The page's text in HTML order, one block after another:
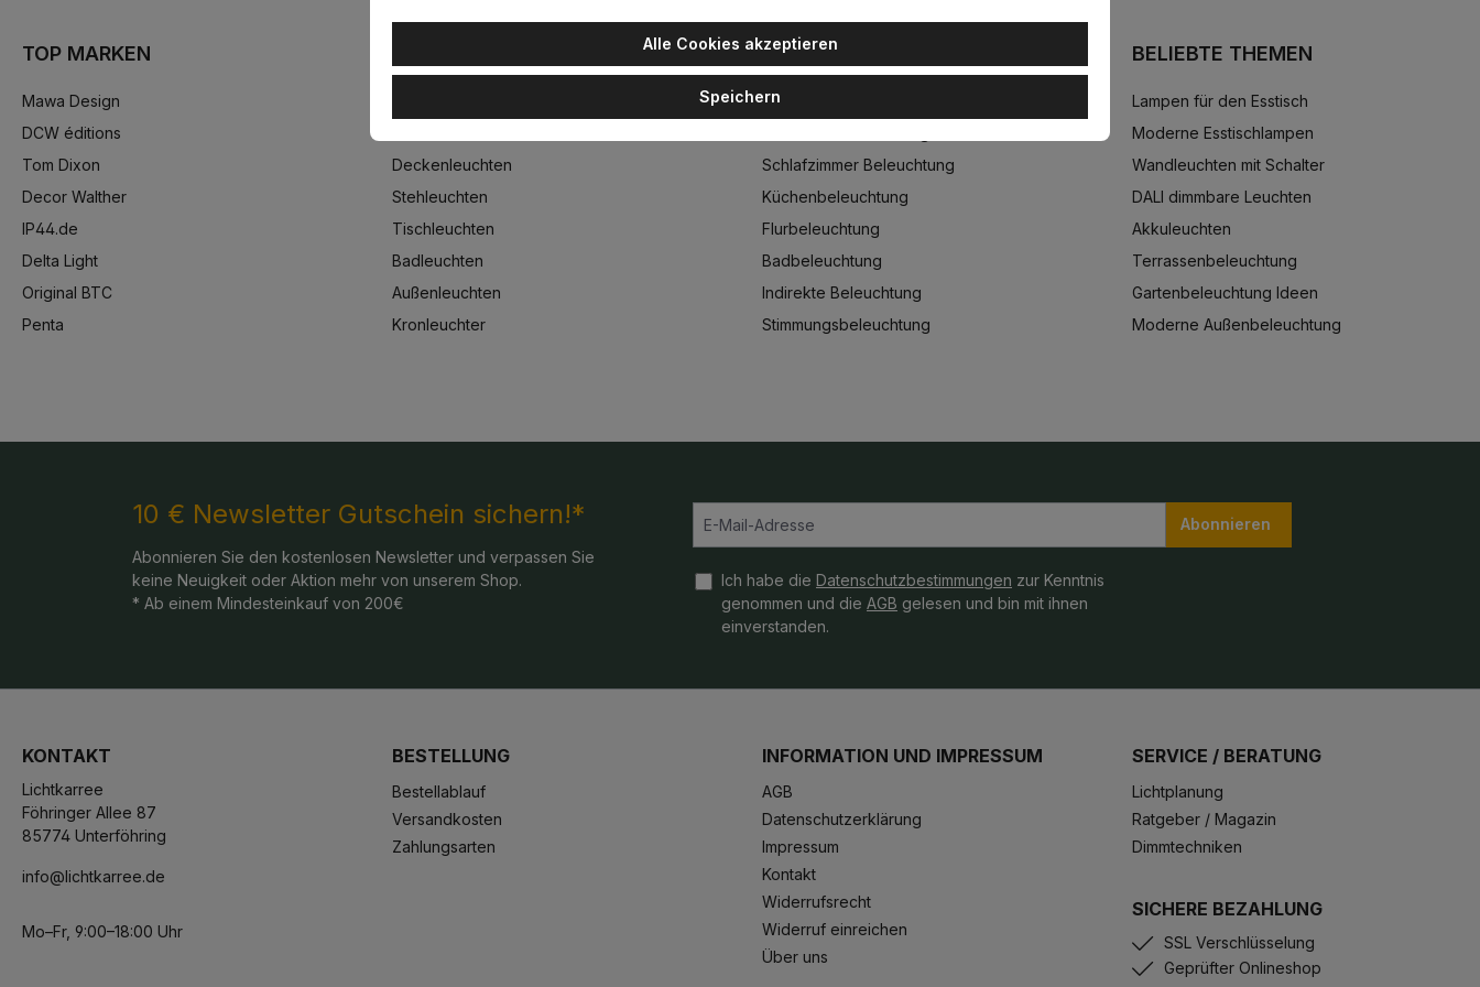
TOP MARKEN
Mawa Design
DCW éditions
Tom Dixon
Decor Walther
IP44.de
Delta Light
Original BTC
Penta
Deckenleuchten
Stehleuchten
Tischleuchten
Badleuchten
Außenleuchten
Kronleuchter
WOHNWELTEN
Wohnzimmerbeleuchtung
Schlafzimmer Beleuchtung
Küchenbeleuchtung
Flurbeleuchtung
Badbeleuchtung
Indirekte Beleuchtung
Stimmungsbeleuchtung
BELIEBTE THEMEN
Lampen für den Esstisch
Moderne Esstischlampen
Wandleuchten mit Schalter
DALI dimmbare Leuchten
Akkuleuchten
Terrassenbeleuchtung
Gartenbeleuchtung Ideen
Moderne Außenbeleuchtung
10 € Newsletter Gutschein sichern!*
Abonnieren Sie den kostenlosen Newsletter und verpassen Sie
keine Neuigkeit oder Aktion mehr von unserem Shop.
* Ab einem Mindesteinkauf von 200€
Abonnieren
Ich habe die Datenschutzbestimmungen zur Kenntnis
genommen und die AGB gelesen und bin mit ihnen
einverstanden.
KONTAKT
Lichtkarree
Föhringer Allee 87
85774 Unterföhring
info@lichtkarree.de
Mo–Fr, 9:00–18:00 Uhr
BESTELLUNG
Bestellablauf
Versandkosten
Zahlungsarten
INFORMATION UND IMPRESSUM
AGB
Datenschutzerklärung
Impressum
Kontakt
Widerrufsrecht
Widerruf einreichen
Über uns
SERVICE / BERATUNG
Lichtplanung
Ratgeber / Magazin
Dimmtechniken
SICHERE BEZAHLUNG
SSL Verschlüsselung
Geprüfter Onlineshop
Alle Cookies akzeptieren
Speichern